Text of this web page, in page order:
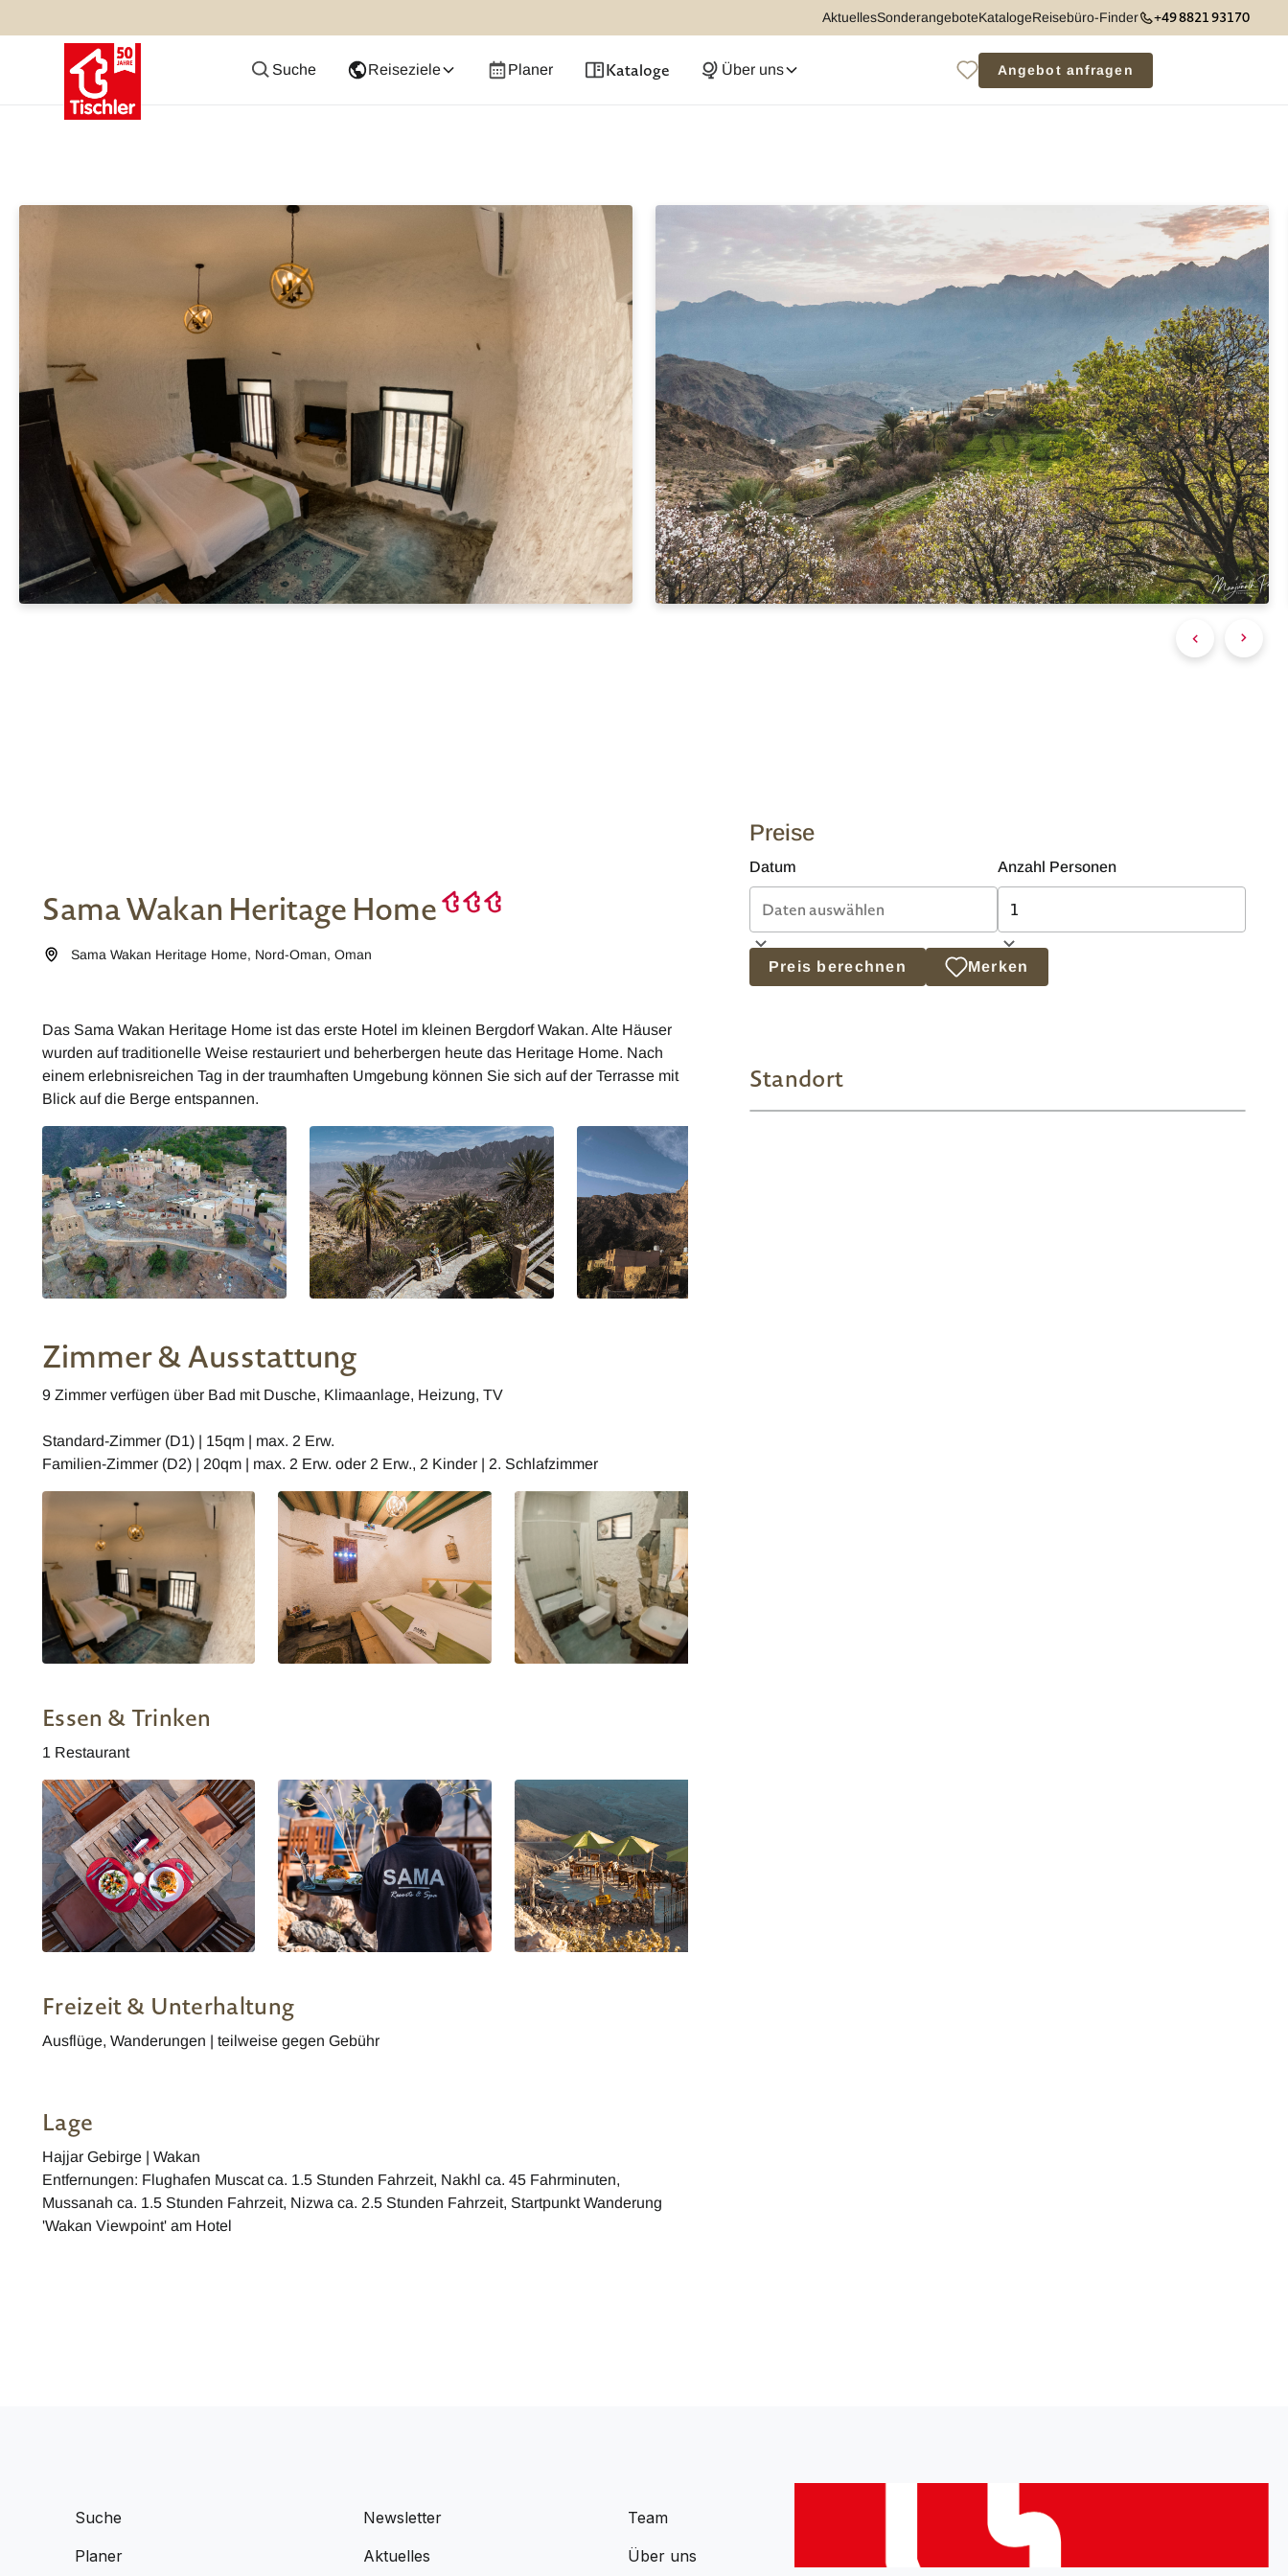
AktuellesSonderangeboteKatalogeReisebüro-Finder +49 8821 93170
Suche Reiseziele Planer Kataloge Über uns Angebot anfragen
Sama Wakan Heritage Home
Sama Wakan Heritage Home, Nord-Oman,Oman
Das Sama Wakan Heritage Home ist das erste Hotel im kleinen Bergdorf Wakan. Alte Häuser
wurden auf traditionelle Weise restauriert und beherbergen heute das Heritage Home. Nach
einem erlebnisreichen Tag in der traumhaften Umgebung können Sie sich auf der Terrasse mit
Blick auf die Berge entspannen.
Zimmer & Ausstattung
9 Zimmer verfügen über Bad mit Dusche, Klimaanlage, Heizung, TV
Standard-Zimmer (D1) | 15qm | max. 2 Erw.
Familien-Zimmer (D2) | 20qm | max. 2 Erw. oder 2 Erw., 2 Kinder | 2. Schlafzimmer
Essen & Trinken
1 Restaurant
Freizeit & Unterhaltung
Ausflüge, Wanderungen | teilweise gegen Gebühr
Lage
Hajjar Gebirge | Wakan
Entfernungen: Flughafen Muscat ca. 1.5 Stunden Fahrzeit, Nakhl ca. 45 Fahrminuten,
Mussanah ca. 1.5 Stunden Fahrzeit, Nizwa ca. 2.5 Stunden Fahrzeit, Startpunkt Wanderung
'Wakan Viewpoint' am Hotel
Preise
Datum Anzahl Personen
Preis berechnen Merken
Standort
Suche
Planer
Newsletter
Aktuelles
Team
Über uns